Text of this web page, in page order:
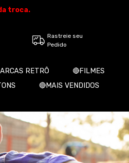
troca.
Rastreie seu
Pedido
RETRÔ
🔴FILMES
🔴MAIS VENDIDOS